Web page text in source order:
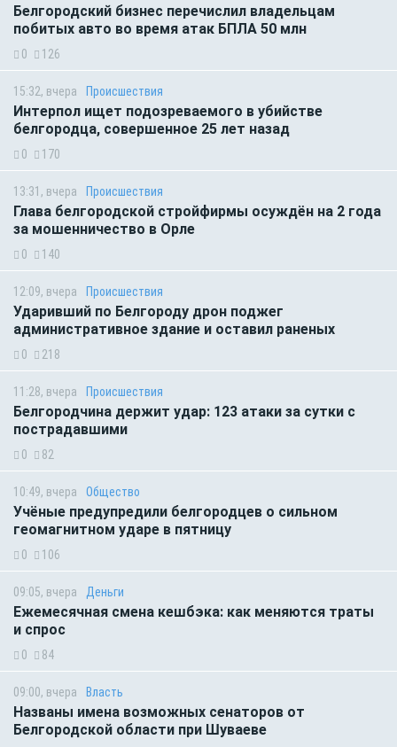
Белгородский бизнес перечислил владельцам
побитых авто во время атак БПЛА 50 млн
0 126
15:32, вчера Происшествия
Интерпол ищет подозреваемого в убийстве
белгородца, совершенное 25 лет назад
0 170
13:31, вчера Происшествия
Глава белгородской стройфирмы осуждён на 2 года
за мошенничество в Орле
0 140
12:09, вчера Происшествия
Ударивший по Белгороду дрон поджег
административное здание и оставил раненых
0 218
11:28, вчера Происшествия
Белгородчина держит удар: 123 атаки за сутки с
пострадавшими
0 82
10:49, вчера Общество
Учёные предупредили белгородцев о сильном
геомагнитном ударе в пятницу
0 106
09:05, вчера Деньги
Ежемесячная смена кешбэка: как меняются траты
и спрос
0 84
09:00, вчера Власть
Названы имена возможных сенаторов от
Белгородской области при Шуваеве